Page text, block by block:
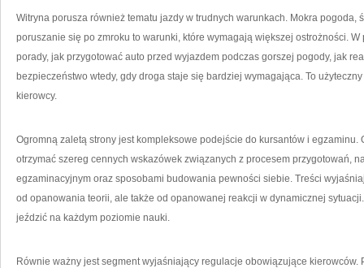
Witryna porusza również tematu jazdy w trudnych warunkach. Mokra pogoda,
poruszanie się po zmroku to warunki, które wymagają większej ostrożności.
porady, jak przygotować auto przed wyjazdem podczas gorszej pogody, jak
bezpieczeństwo wtedy, gdy droga staje się bardziej wymagająca. To
kierowcy.
Ogromną zaletą strony jest kompleksowe podejście do kursantów i
otrzymać szereg cennych wskazówek związanych z procesem przygotowań,
egzaminacyjnym oraz sposobami budowania pewności siebie. Treści
od opanowania teorii, ale także od opanowanej reakcji w dynamicznej
jeździć na każdym poziomie nauki.
Równie ważny jest segment wyjaśniający regulacje obowiązujące